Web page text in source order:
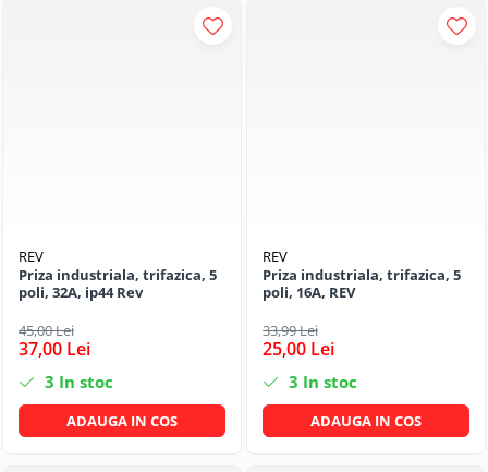
REV
Priza industriala, trifazica, 5
poli, 32A, ip44 Rev
45,00 Lei
37,00 Lei
3 In stoc
ADAUGA IN COS
REV
Priza industriala, trifazica, 5
poli, 16A, REV
33,99 Lei
25,00 Lei
3 In stoc
ADAUGA IN COS